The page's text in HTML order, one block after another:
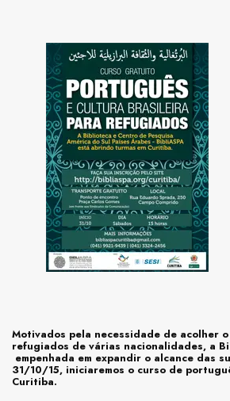
Motivados pela necessidade de acolher
refugiados de várias nacionalidades, a
empenhada em expandir o alcance das
31/10/15, iniciaremos o curso de
Curitiba.